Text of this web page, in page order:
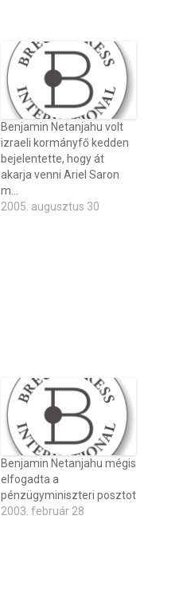
Benjamin Netanjahu volt
izraeli kormányfő kedden
bejelentette, hogy át
akarja venni Ariel Saron
m…
2005. augusztus 30
Benjamin Netanjahu mégis
elfogadta a
pénzügyminiszteri posztot
2003. február 28